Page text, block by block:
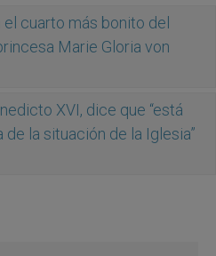
cuarto más bonito del
Marie Gloria von
XVI, dice que “está
la situación de la Iglesia”